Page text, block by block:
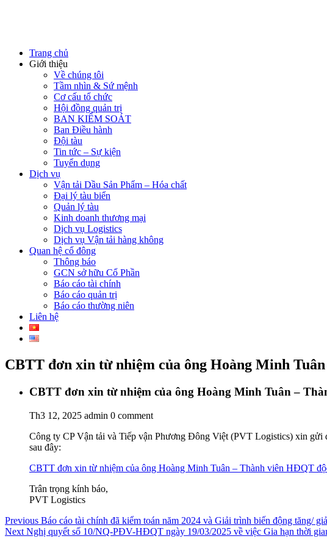
Trang chủ
Giới thiệu
Về chúng tôi
Tầm nhìn & Sứ mệnh
Cơ cấu tổ chức
Hội đồng quản trị
BAN KIỂM SOÁT
Ban Điều hành
Đội tàu
Tin tức – Sự kiện
Tuyển dụng
Dịch vụ
Vận tải Dầu Sản Phẩm – Hóa chất
Đại lý tàu biển
Quản lý tàu
Kinh doanh thương mại
Dịch vụ Logistics
Dịch vụ Vận tải hàng không
Quan hệ cổ đông
Thông báo
GCN sở hữu Cổ Phần
Báo cáo tài chính
Báo cáo quản trị
Báo cáo thường niên
Liên hệ
CBTT đơn xin từ nhiệm của ông Hoàng Minh
CBTT đơn xin từ nhiệm của ông Hoàng Minh Tuân –
Th3 12, 2025 admin 0 comment
Công ty CP Vận tải và Tiếp vận Phương Đông Việt (PVT Logistics) xin gửi
sau đây:
CBTT đơn xin từ nhiệm của ông Hoàng Minh Tuân – Thành viên HĐQT
Trân trọng kính báo,
PVT Logistics
Điều
hướng
Previous Previous
post:
Báo cáo tài chính đã kiểm toán năm 2024​ và Giải trình biến động tăng/
Next Next
Nghị quyết số 10/NQ-PĐV-HĐQT ngày 19/03/2025 về việc Gia hạn thời